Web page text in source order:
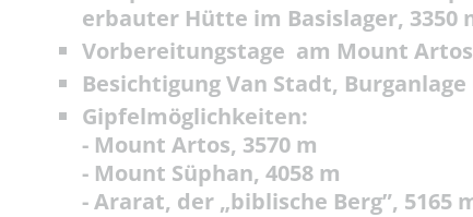
erbauter Hütte im Basislager, 3350
Vorbereitungstage am Mount
Besichtigung Van Stadt,
Gipfelmöglichkeiten:
- Mount Artos, 3570 m
- Mount Süphan, 4058 m
- Ararat, der „biblische Berg”, 5165